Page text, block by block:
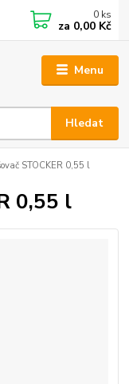
Menu
Hledat
0 ks
za 0,00 Kč
STOCKER 0,55 l
0,55 l